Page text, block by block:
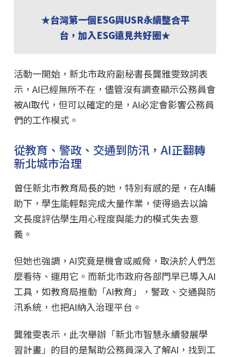
★台灣第一個ESG與USR永續整合平
台，加入ESG遠見共好圈★
活動一開始，新北市政府副秘書長龔雅雯致詞表
示，AI已經無所不在，儘管沒有調查顯示公務員會
被AI取代，但可以確定的是，AI必定會影響公務員
們的工作模式。
從教育、警政、交通到防汛，AI正翻轉
新北城市治理
曾任新北市教育局長的她，特別有感的是，在AI輔
助下，學生能輕鬆完成大量作業，使得過去以論
文長度評估學生用心程度與能力的模式失去意
義。
但她也強調，AI究竟是機會或威脅，取決於人們怎
麼看待、運用它。而新北市政府各部門早已導入AI
工具，如教育局推動「AI教育」，警政、交通與防
汛系統，也把AI納入治理平台。
龔雅雯表示，此次舉辦「新北市智慧永續發展學
習計畫」的目的是幫助公務員深入了解AI，找到工